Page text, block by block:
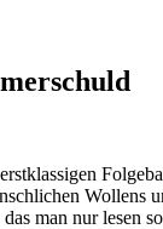
Wollens
man nur lesen